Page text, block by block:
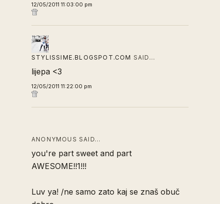
12/05/2011 11:03:00 pm
STYLISSIME.BLOGSPOT.COM SAID…
lijepa <3
12/05/2011 11:22:00 pm
ANONYMOUS SAID…
you're part sweet and part
AWESOME!!1!!!
Luv ya! /ne samo zato kaj se znaš obuč